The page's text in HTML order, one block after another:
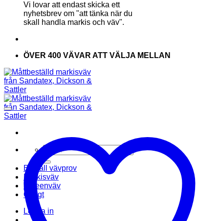
Vi lovar att endast skicka ett
nyhetsbrev om "att tänka när du
skall handla markis och väv".
ÖVER 400 VÄVAR ATT VÄLJA MELLAN
Sök
efter:
Beställ vävprov
Markisväv
Screenväv
Övrigt
Logga in